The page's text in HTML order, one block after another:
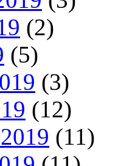
(2)
(5)
(3)
(12)
(11)